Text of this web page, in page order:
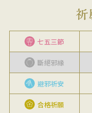
七五三節
斷絕邪緣
避邪祈安
合格祈願